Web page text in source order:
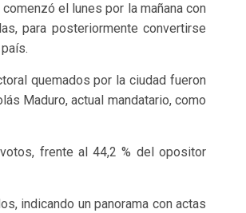
el lunes por la mañana con
para posteriormente convertirse
quemados por la ciudad fueron
Maduro, actual mandatario, como
frente al 44,2 % del opositor
indicando un panorama con actas